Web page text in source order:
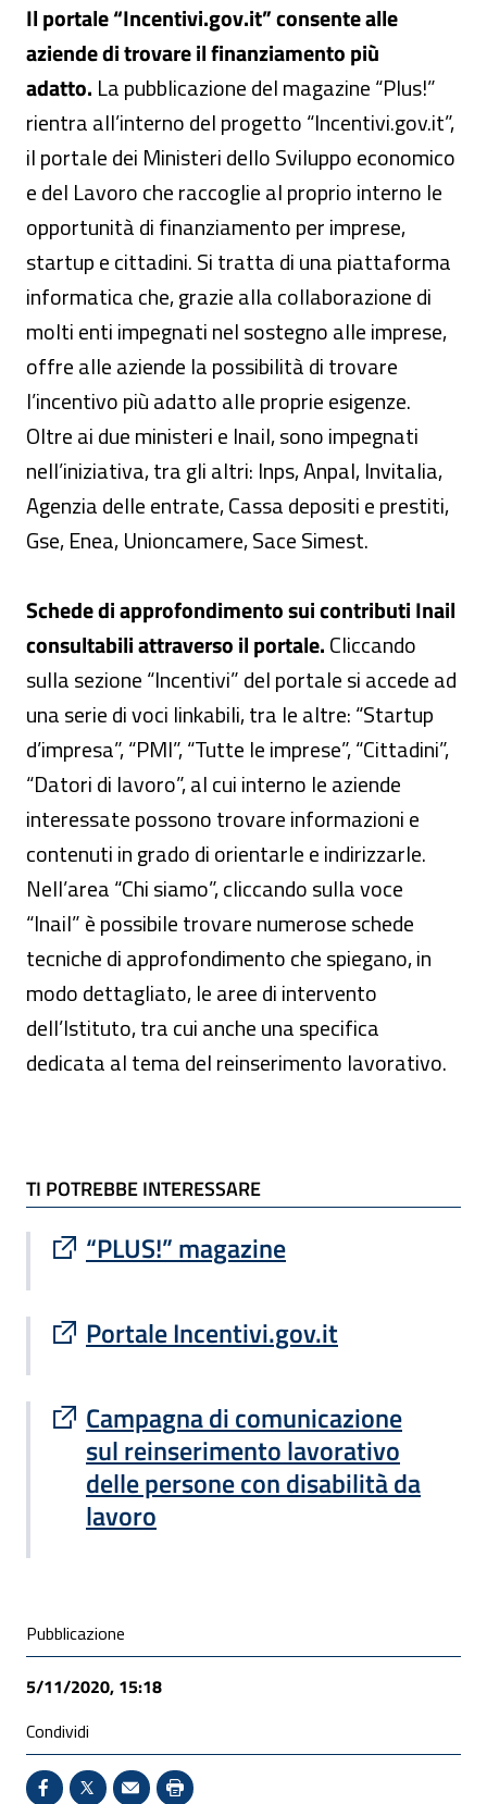
Il portale “Incentivi.gov.it” consente alle
aziende di trovare il finanziamento più
adatto. La pubblicazione del magazine “Plus!”
rientra all’interno del progetto “Incentivi.gov.it”,
il portale dei Ministeri dello Sviluppo economico
e del Lavoro che raccoglie al proprio interno le
opportunità di finanziamento per imprese,
startup e cittadini. Si tratta di una piattaforma
informatica che, grazie alla collaborazione di
molti enti impegnati nel sostegno alle imprese,
offre alle aziende la possibilità di trovare
l’incentivo più adatto alle proprie esigenze.
Oltre ai due ministeri e Inail, sono impegnati
nell’iniziativa, tra gli altri: Inps, Anpal, Invitalia,
Agenzia delle entrate, Cassa depositi e prestiti,
Gse, Enea, Unioncamere, Sace Simest.
Schede di approfondimento sui contributi Inail
consultabili attraverso il portale.Cliccando
sulla sezione “Incentivi” del portale si accede ad
una serie di voci linkabili, tra le altre: “Startup
d’impresa”, “PMI”, “Tutte le imprese”, “Cittadini”,
“Datori di lavoro”, al cui interno le aziende
interessate possono trovare informazioni e
contenuti in grado di orientarle e indirizzarle.
Nell’area “Chi siamo”, cliccando sulla voce
“Inail” è possibile trovare numerose schede
tecniche di approfondimento che spiegano, in
modo dettagliato, le aree di intervento
dell’Istituto, tra cui anche una specifica
dedicata al tema del reinserimento lavorativo.
TI POTREBBE INTERESSARE
TI POTREBBE INTERESSARE
“PLUS!” magazine
Sito esterno : apre una nuova finestra
Portale Incentivi.gov.it
Sito esterno : apre una nuova finestra
Campagna di comunicazione
sul reinserimento lavorativo
delle persone con disabilità da
lavoro
Sito esterno : apre una nuova finestra
Condivisione social
Pubblicazione
5/11/2020, 15:18
Condividi